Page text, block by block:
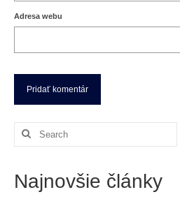
Adresa webu
Search
Najnovšie články